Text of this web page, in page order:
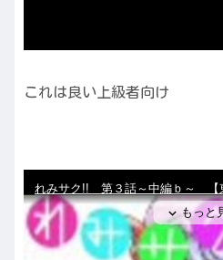
これは良い上級者向け